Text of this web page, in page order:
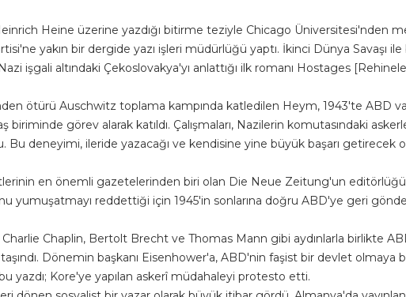
Heine üzerine yazdığı bitirme teziyle Chicago Üniversitesi'nden
yakın bir dergide yazı işleri müdürlüğü yaptı. İkinci Dünya Savaşı
işgali altındaki Çekoslovakya'yı anlattığı ilk romanı Hostages
ötürü Auschwitz toplama kampında katledilen Heym, 1943'te ABD
biriminde görev alarak katıldı. Çalışmaları, Nazilerin komutasındaki
deneyimi, ileride yazacağı ve kendisine yine büyük başarı getirecek
en önemli gazetelerinden biri olan Die Neue Zeitung'un
yumuşatmayı reddettiği için 1945'in sonlarına doğru ABD'ye geri
Chaplin, Bertolt Brecht ve Thomas Mann gibi aydınlarla birlikte
Dönemin başkanı Eisenhower'a, ABD'nin faşist bir devlet olmaya
yazdı; Kore'ye yapılan askerî müdahaleyi protesto etti.